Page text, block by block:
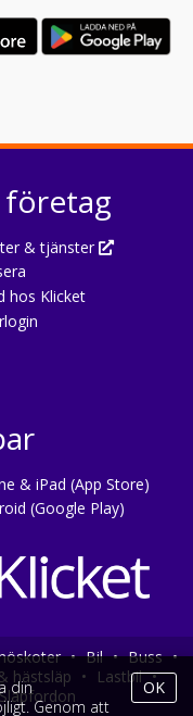
företag
& tjänster
hos Klicket
& iPad (App Store)
(Google Play)
• Bil • Buss •
hästsläp • Lastbil •
Släpfordon
din
Genom att
OK